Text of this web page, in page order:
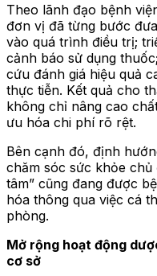
Theo lãnh đạo bệnh
đơn vị đã từng bước
vào quá trình điều trị;
cảnh báo sử dụng
cứu đánh giá hiệu quả
thực tiễn. Kết quả cho
không chỉ nâng cao
ưu hóa chi phí rõ rệt.
Bên cạnh đó, định
chăm sóc sức khỏe
tâm” cũng đang được
hóa thông qua việc cá
phòng.
Mở rộng hoạt động
cơ sở